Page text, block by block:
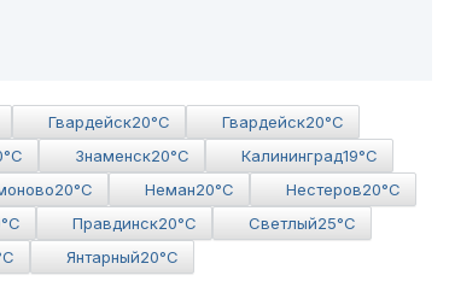
Гвардейск20°C Гвардейск20°C
Знаменск20°C Калининград19°C
20°C Неман20°C Нестеров20°C
Правдинск20°C Светлый25°C
Янтарный20°C